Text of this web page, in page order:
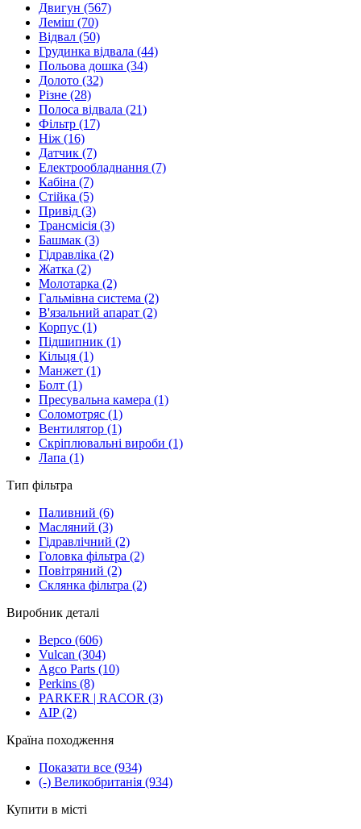
Двигун (567)
Леміш (70)
Відвал (50)
Грудинка відвала (44)
Польова дошка (34)
Долото (32)
Різне (28)
Полоса відвала (21)
Фільтр (17)
Ніж (16)
Датчик (7)
Електрообладнання (7)
Кабіна (7)
Стійка (5)
Привід (3)
Трансмісія (3)
Башмак (3)
Гідравліка (2)
Жатка (2)
Молотарка (2)
Гальмівна система (2)
В'язальний апарат (2)
Корпус (1)
Підшипник (1)
Кільця (1)
Манжет (1)
Болт (1)
Пресувальна камера (1)
Соломотряс (1)
Вентилятор (1)
Скріплювальні вироби (1)
Лапа (1)
Тип фільтра
Паливний (6)
Масляний (3)
Гідравлічний (2)
Головка фільтра (2)
Повітряний (2)
Склянка фільтра (2)
Виробник деталі
Bepco (606)
Vulcan (304)
Agco Parts (10)
Perkins (8)
PARKER | RACOR (3)
AIP (2)
Країна походження
Показати все (934)
(-) Великобританія (934)
Купити в місті